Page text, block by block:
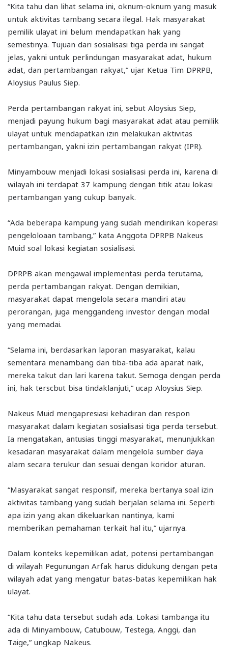
“Kita tahu dan lihat selama ini, oknum-oknum yang masuk
untuk aktivitas tambang secara ilegal. Hak masyarakat
pemilik ulayat ini belum mendapatkan hak yang
semestinya. Tujuan dari sosialisasi tiga perda ini sangat
jelas, yakni untuk perlindungan masyarakat adat, hukum
adat, dan pertambangan rakyat,” ujar Ketua Tim DPRPB,
Aloysius Paulus Siep.
Perda pertambangan rakyat ini, sebut Aloysius Siep,
menjadi payung hukum bagi masyarakat adat atau pemilik
ulayat untuk mendapatkan izin melakukan aktivitas
pertambangan, yakni izin pertambangan rakyat (IPR).
Minyambouw menjadi lokasi sosialisasi perda ini, karena di
wilayah ini terdapat 37 kampung dengan titik atau lokasi
pertambangan yang cukup banyak.
“Ada beberapa kampung yang sudah mendirikan koperasi
pengeloloaan tambang,” kata Anggota DPRPB Nakeus
Muid soal lokasi kegiatan sosialisasi.
DPRPB akan mengawal implementasi perda terutama,
perda pertambangan rakyat. Dengan demikian,
masyarakat dapat mengelola secara mandiri atau
perorangan, juga menggandeng investor dengan modal
yang memadai.
“Selama ini, berdasarkan laporan masyarakat, kalau
sementara menambang dan tiba-tiba ada aparat naik,
mereka takut dan lari karena takut. Semoga dengan perda
ini, hak terscbut bisa tindaklanjuti,” ucap Aloysius Siep.
Nakeus Muid mengapresiasi kehadiran dan respon
masyarakat dalam kegiatan sosialisasi tiga perda tersebut.
Ia mengatakan, antusias tinggi masyarakat, menunjukkan
kesadaran masyarakat dalam mengelola sumber daya
alam secara terukur dan sesuai dengan koridor aturan.
“Masyarakat sangat responsif, mereka bertanya soal izin
aktivitas tambang yang sudah berjalan selama ini. Seperti
apa izin yang akan dikeluarkan nantinya, kami
memberikan pemahaman terkait hal itu,” ujarnya.
Dalam konteks kepemilikan adat, potensi pertambangan
di wilayah Pegunungan Arfak harus didukung dengan peta
wilayah adat yang mengatur batas-batas kepemilikan hak
ulayat.
“Kita tahu data tersebut sudah ada. Lokasi tambanga itu
ada di Minyambouw, Catubouw, Testega, Anggi, dan
Taige,” ungkap Nakeus.